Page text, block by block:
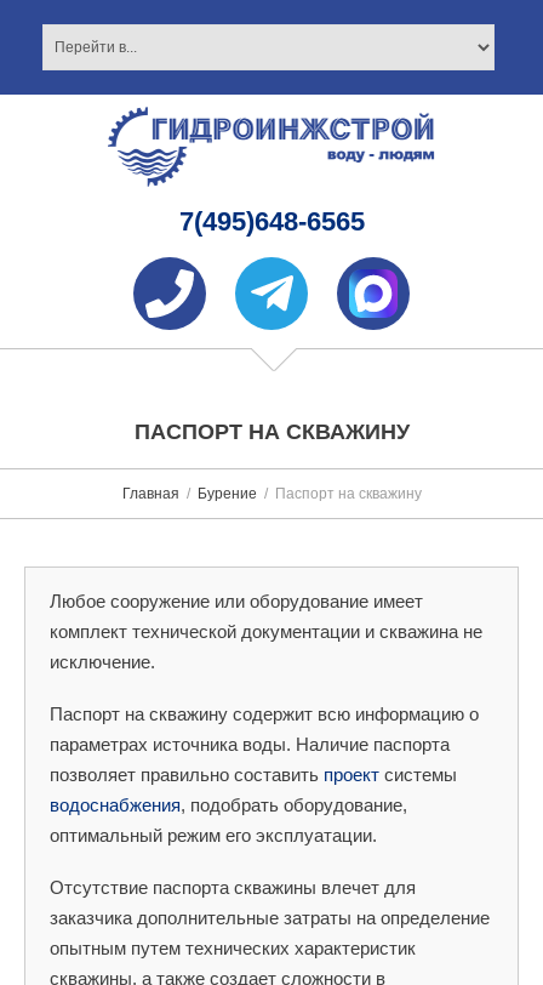
7(495)648-6565
ПАСПОРТ НА СКВАЖИНУ
Главная Бурение Паспорт на скважину
Любое сооружение или оборудование имеет
комплект технической документации и скважина не
исключение.
Паспорт на скважину содержит всю информацию о
параметрах источника воды. Наличие паспорта
позволяет правильно составить проект системы
водоснабжения, подобрать оборудование,
оптимальный режим его эксплуатации.
Отсутствие паспорта скважины влечет для
заказчика дополнительные затраты на определение
опытным путем технических характеристик
скважины, а также создает сложности в